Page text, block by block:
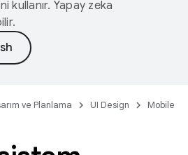
kullanır. Yapay zeka
ve Planlama UI Design
Mobile